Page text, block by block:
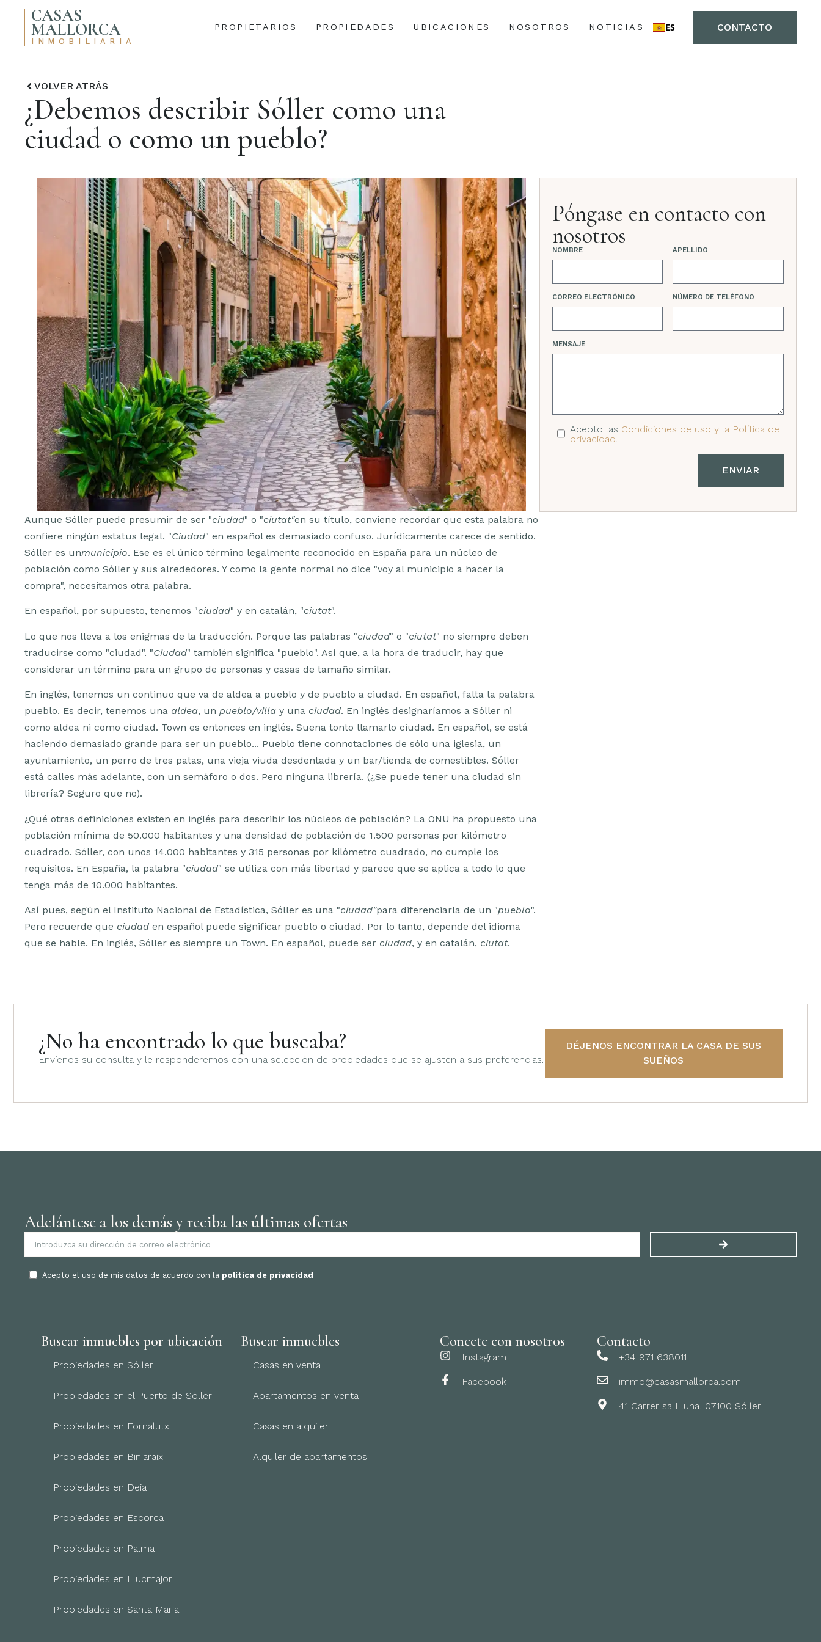
CASAS
MALLORCA
INMOBILIARIA
PROPIETARIOS PROPIEDADES UBICACIONES NOSOTROS NOTICIAS ES CONTACTO
VOLVER ATRÁS
¿Debemos describir Sóller como una
ciudad o como un pueblo?
Aunque Sóller puede presumir de ser "ciudad" o "ciutat"en su título, conviene recordar que esta palabra no
confiere ningún estatus legal. "Ciudad" en español es demasiado confuso. Jurídicamente carece de sentido.
Sóller es unmunicipio. Ese es el único término legalmente reconocido en España para un núcleo de
población como Sóller y sus alrededores. Y como la gente normal no dice "voy al municipio a hacer la
compra", necesitamos otra palabra.
En español, por supuesto, tenemos "ciudad" y en catalán, "ciutat".
Lo que nos lleva a los enigmas de la traducción. Porque las palabras "ciudad" o "ciutat" no siempre deben
traducirse como "ciudad". "Ciudad" también significa "pueblo". Así que, a la hora de traducir, hay que
considerar un término para un grupo de personas y casas de tamaño similar.
En inglés, tenemos un continuo que va de aldea a pueblo y de pueblo a ciudad. En español, falta la palabra
pueblo. Es decir, tenemos una aldea, un pueblo/villa y una ciudad. En inglés designaríamos a Sóller ni
como aldea ni como ciudad. Town es entonces en inglés. Suena tonto llamarlo ciudad. En español, se está
haciendo demasiado grande para ser un pueblo... Pueblo tiene connotaciones de sólo una iglesia, un
ayuntamiento, un perro de tres patas, una vieja viuda desdentada y un bar/tienda de comestibles. Sóller
está calles más adelante, con un semáforo o dos. Pero ninguna librería. (¿Se puede tener una ciudad sin
librería? Seguro que no).
¿Qué otras definiciones existen en inglés para describir los núcleos de población? La ONU ha propuesto una
población mínima de 50.000 habitantes y una densidad de población de 1.500 personas por kilómetro
cuadrado. Sóller, con unos 14.000 habitantes y 315 personas por kilómetro cuadrado, no cumple los
requisitos. En España, la palabra "ciudad" se utiliza con más libertad y parece que se aplica a todo lo que
tenga más de 10.000 habitantes.
Así pues, según el Instituto Nacional de Estadística, Sóller es una "ciudad"para diferenciarla de un "pueblo".
Pero recuerde que ciudad en español puede significar pueblo o ciudad. Por lo tanto, depende del idioma
que se hable. En inglés, Sóller es siempre un Town. En español, puede ser ciudad, y en catalán, ciutat.
Póngase en contacto con
nosotros
NOMBRE APELLIDO
CORREO ELECTRÓNICO NÚMERO DE TELÉFONO
MENSAJE
Acepto las Condiciones de uso y la Política de
privacidad.
ENVIAR
¿No ha encontrado lo que buscaba?
Envíenos su consulta y le responderemos con una selección de propiedades que se ajusten a sus preferencias.
DÉJENOS ENCONTRAR LA CASA DE SUS
SUEÑOS
Adelántese a los demás y reciba las últimas ofertas
Acepto el uso de mis datos de acuerdo con la política de privacidad
Buscar inmuebles por ubicación
Propiedades en Sóller
Propiedades en el Puerto de Sóller
Propiedades en Fornalutx
Propiedades en Biniaraix
Propiedades en Deia
Propiedades en Escorca
Propiedades en Palma
Propiedades en Llucmajor
Propiedades en Santa Maria
Buscar inmuebles
Casas en venta
Apartamentos en venta
Casas en alquiler
Alquiler de apartamentos
Conecte con nosotros
Instagram
Facebook
Contacto
+34 971 638011
immo@casasmallorca.com
41 Carrer sa Lluna, 07100 Sóller